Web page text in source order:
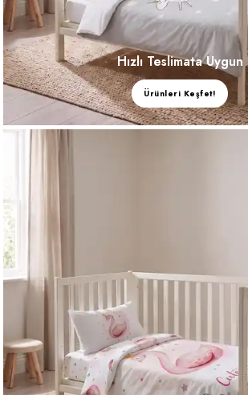
Hızlı Teslimata Uygun
Ürünleri Keşfet!